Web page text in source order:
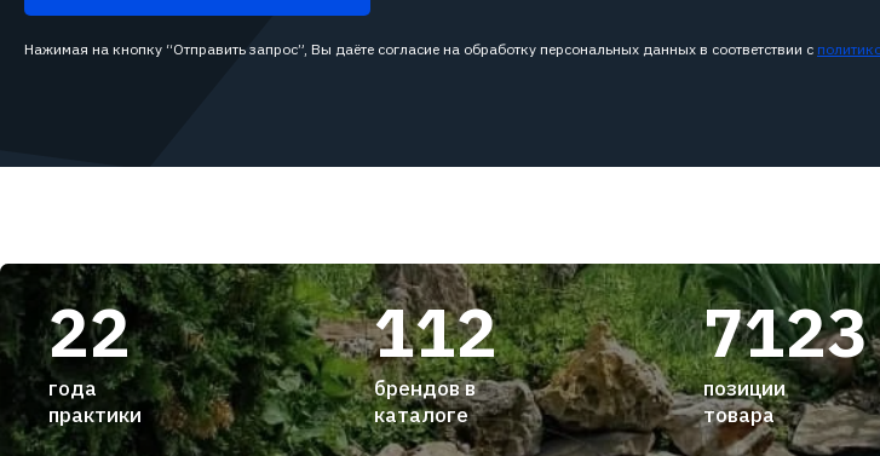
Нажимая на кнопку “Отправить запрос”, Вы даёте согласие на обработку персональных данных в соответствии с
22
года
практики
112
брендов в
каталоге
7123
позиции
товара